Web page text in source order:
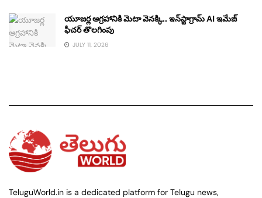
యూజర్ల ఆగ్రహానికి మెటా వెనక్కి.. ఇన్‌స్టాగ్రామ్ AI ఇమేజ్
ఫీచర్ తొలగింపు
JULY 11, 2026
TeluguWorld.in is a dedicated platform for Telugu news,